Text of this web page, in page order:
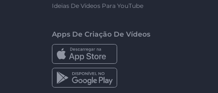
Ideias De Vídeos Para YouTube
Apps De Criação De Vídeos